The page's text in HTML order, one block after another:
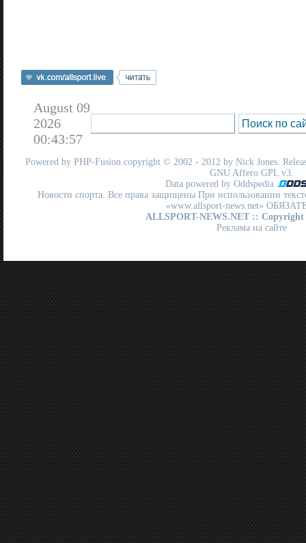
August 09
2026
00:43:57
Powered by PHP-Fusion copyright © 2002 - 2012 by Nick Jones.
GNU Affero GPL v3.
Data powered by Oddspedia
Новости спорта. Все права защищены При использовании
«www.allsport-news.net»
ALLSPORT-NEWS.NET :: Copyright
Реклама на сайте